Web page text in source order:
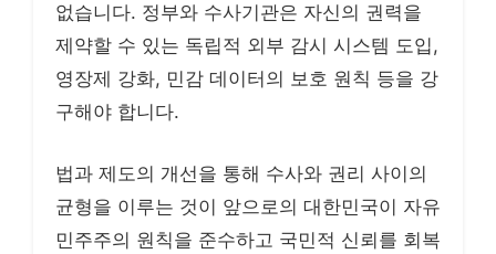
없습니다. 정부와 수사기관은 자신의 권력을
제약할 수 있는 독립적 외부 감시 시스템 도입,
영장제 강화, 민감 데이터의 보호 원칙 등을 강
구해야 합니다.
법과 제도의 개선을 통해 수사와 권리 사이의
균형을 이루는 것이 앞으로의 대한민국이 자유
민주주의 원칙을 준수하고 국민적 신뢰를 회복